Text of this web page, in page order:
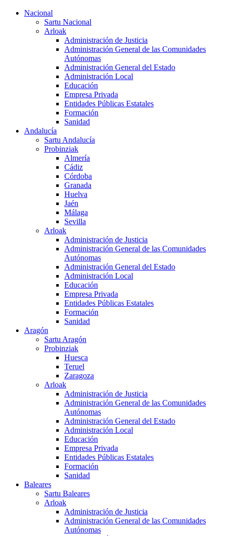
Nacional
Sartu Nacional
Arloak
Administración de Justicia
Administración General de las Comunidades
Autónomas
Administración General del Estado
Administración Local
Educación
Empresa Privada
Entidades Públicas Estatales
Formación
Sanidad
Andalucía
Sartu Andalucía
Probinziak
Almería
Cádiz
Córdoba
Granada
Huelva
Jaén
Málaga
Sevilla
Arloak
Administración de Justicia
Administración General de las Comunidades
Autónomas
Administración General del Estado
Administración Local
Educación
Empresa Privada
Entidades Públicas Estatales
Formación
Sanidad
Aragón
Sartu Aragón
Probinziak
Huesca
Teruel
Zaragoza
Arloak
Administración de Justicia
Administración General de las Comunidades
Autónomas
Administración General del Estado
Administración Local
Educación
Empresa Privada
Entidades Públicas Estatales
Formación
Sanidad
Baleares
Sartu Baleares
Arloak
Administración de Justicia
Administración General de las Comunidades
Autónomas